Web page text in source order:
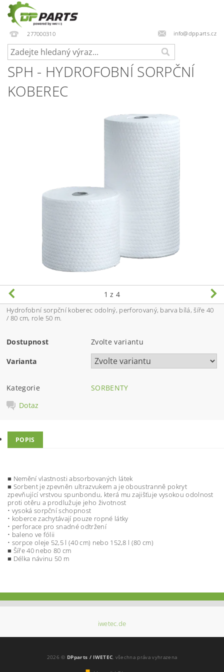
277000310 info@dpparts.cz
SPH - HYDROFOBNÍ SORPČNÍ
KOBEREC
1 z 4
Hydrofobní sorpční koberec odolný, perforovaný, barva bílá, šíře 40
/ 80 cm, role 50 m.
Dostupnost Zvolte variantu
Varianta
Kategorie
SORBENTY
Dotaz
POPIS
■ Nemění vlastnosti absorbovaných látek
■ Sorbent je zpevněn ultrazvukem a je oboustranně pokryt
zpevňující vrstvou spunbondu, která mu zajišťuje vysokou odolnost
proti otěru a prodlužuje jeho životnost
• vysoká sorpční schopnost
• koberce zachytávají pouze ropné látky
• perforace pro snadné odtržení
• baleno ve fólii
• sorpce oleje 52,5 l (40 cm) nebo 152,8 l (80 cm)
■ Šíře 40 nebo 80 cm
■ Délka návinu 50 m
iwetec.de
2026 © DPparts / IWETEC, všechna práva vyhrazena